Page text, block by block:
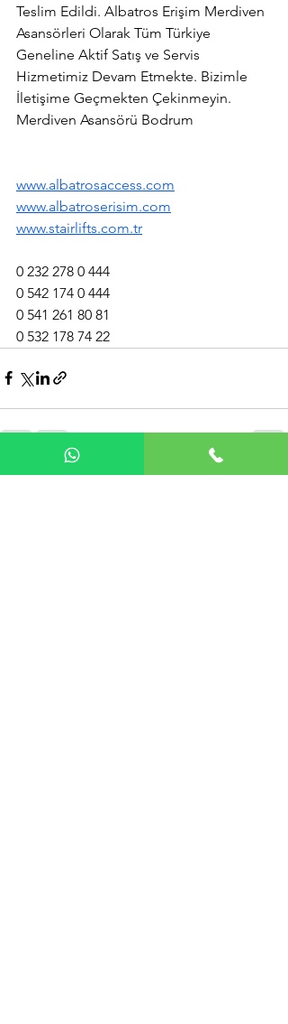
Teslim Edildi. Albatros Erişim Merdiven
Asansörleri Olarak Tüm Türkiye
Geneline Aktif Satış ve Servis
Hizmetimiz Devam Etmekte. Bizimle
İletişime Geçmekten Çekinmeyin.
Merdiven Asansörü Bodrum
www.albatrosaccess.com
www.albatroserisim.com
www.stairlifts.com.tr
0 232 278 0 444
0 542 174 0 444
0 541 261 80 81
0 532 178 74 22
Hepsini Gör